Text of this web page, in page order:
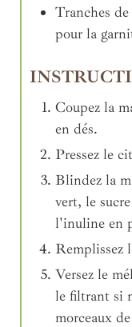
Tranches
pour la
Coupez la
en dés.
Pressez le
Blindez la
vert, le
l'inuline en
Remplissez
Versez le
le filtrant si
morceaux